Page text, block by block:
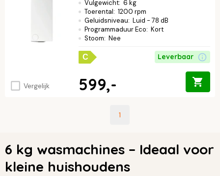
Vergelijk
Vulgewicht: 6 kg
Toerental: 1200 rpm
Geluidsniveau: Luid - 78 dB
Programmaduur Eco: Kort
Stoom: Nee
C Leverbaar
599,-
1
6 kg wasmachines – Ideaal voor
kleine huishoudens